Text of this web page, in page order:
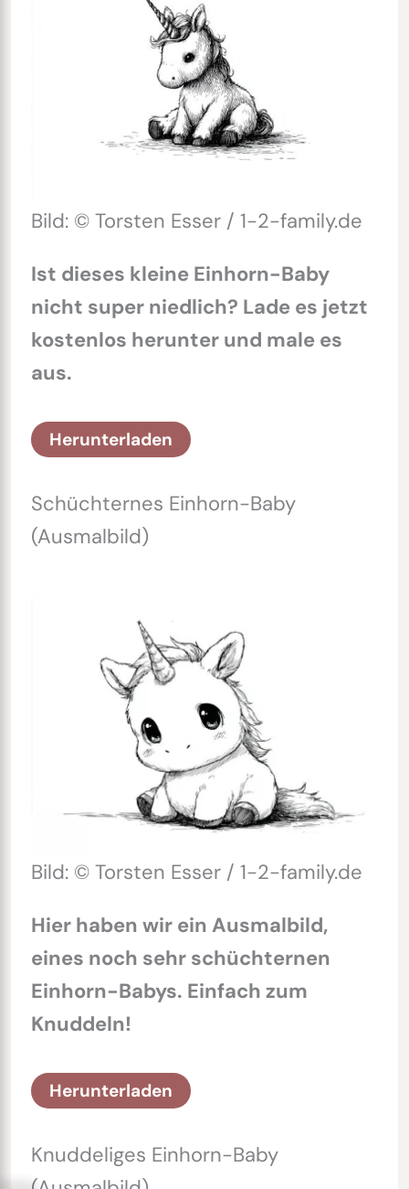
Bild: © Torsten Esser / 1-2-family.de
Ist dieses kleine Einhorn-Baby
nicht super niedlich? Lade es jetzt
kostenlos herunter und male es
aus.
Herunterladen
Schüchternes Einhorn-Baby
(Ausmalbild)
Bild: © Torsten Esser / 1-2-family.de
Hier haben wir ein Ausmalbild,
eines noch sehr schüchternen
Einhorn-Babys. Einfach zum
Knuddeln!
Herunterladen
Knuddeliges Einhorn-Baby